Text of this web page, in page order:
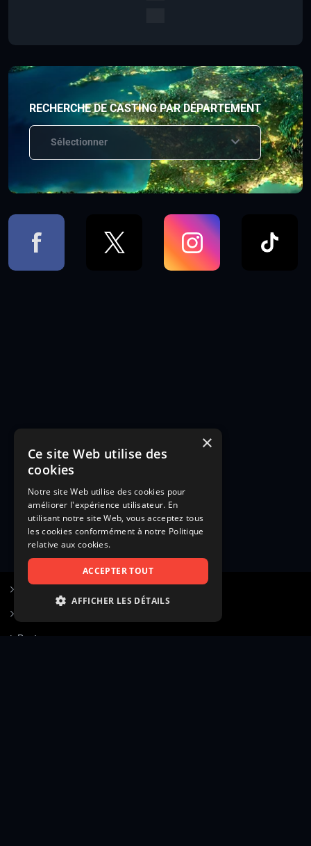
RECHERCHE DE CASTING PAR DÉPARTEMENT
Sélectionner
Poster une annonce
×
Ce site Web utilise des
cookies
Notre site Web utilise des cookies pour
améliorer l'expérience utilisateur. En
utilisant notre site Web, vous acceptez tous
les cookies conformément à notre Politique
relative aux cookies.
ACCEPTER TOUT
AFFICHER LES DÉTAILS